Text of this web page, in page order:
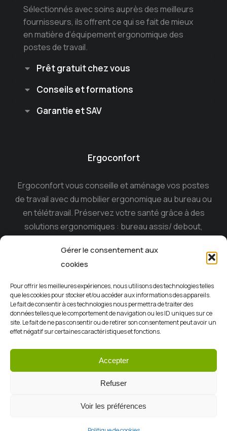
Gérer le consentement aux
cookies
Pour offrir les meilleures expériences, nous utilisons des technologies telles
que les cookies pour stocker et/ou accéder aux informations des appareils.
Le fait de consentir à ces technologies nous permettra de traiter des
données telles que le comportement de navigation ou les ID uniques sur ce
site. Le fait de ne pas consentir ou de retirer son consentement peut avoir un
effet négatif sur certaines caractéristiques et fonctions.
Accepter
Refuser
Voir les préférences
Sélectionnés avec soins auprès des meilleurs
fournisseurs, ils offrent ce qui se fait de mieux
en matière d’équipement ergonomique des
postes de travail.
Prêt gratuit chez vous
Conseils et formations
Garantie et SAV
Ergoconfort
Ergoconfort vous conseille et aménage vos postes
de travail avec du mobilier ergonomique au bureau ou
en télétravail. Préservez votre santé grâce à des
solutions ergonomiques : bureau assis/ debout,
ergonomique, casque anti-bruit…
sur l’ile de la Réunion depuis 15 ans.
CGV
Mentions légales
Politiques de confidentialité